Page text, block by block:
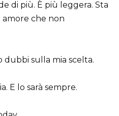
di più. È più leggera. Sta
amore che non
dubbi sulla mia scelta.
E lo sarà sempre.